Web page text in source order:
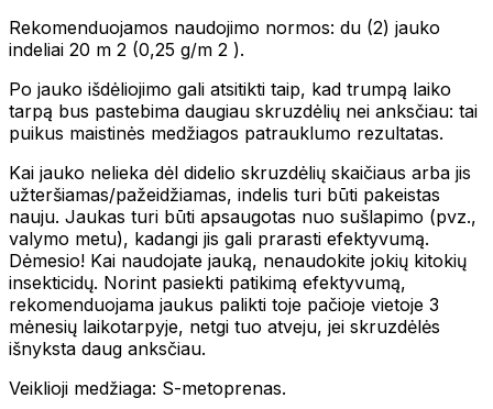
Rekomenduojamos naudojimo normos: du (2) jauko
indeliai 20 m 2 (0,25 g/m 2 ).
Po jauko išdėliojimo gali atsitikti taip, kad trumpą laiko
tarpą bus pastebima daugiau skruzdėlių nei anksčiau: tai
puikus maistinės medžiagos patrauklumo rezultatas.
Kai jauko nelieka dėl didelio skruzdėlių skaičiaus arba jis
užteršiamas/pažeidžiamas, indelis turi būti pakeistas
nauju. Jaukas turi būti apsaugotas nuo sušlapimo (pvz.,
valymo metu), kadangi jis gali prarasti efektyvumą.
Dėmesio! Kai naudojate jauką, nenaudokite jokių kitokių
insekticidų. Norint pasiekti patikimą efektyvumą,
rekomenduojama jaukus palikti toje pačioje vietoje 3
mėnesių laikotarpyje, netgi tuo atveju, jei skruzdėlės
išnyksta daug anksčiau.
Veiklioji medžiaga: S-metoprenas.